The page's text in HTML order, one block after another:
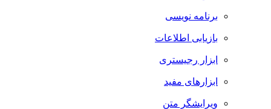
برنامه نویسی
بازیابی اطلاعات
ابزار رجیستری
ابزارهای مفید
ویرایشگر متن